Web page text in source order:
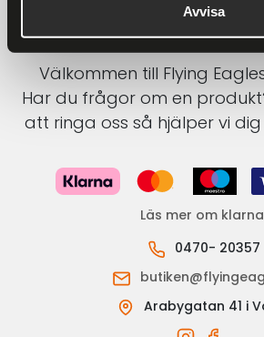
Avvisa
Välkommen till Flying
Har du frågor om en
att ringa oss så hjälper vi
Läs mer om klarna
0470- 20357
Arabygatan 41 i